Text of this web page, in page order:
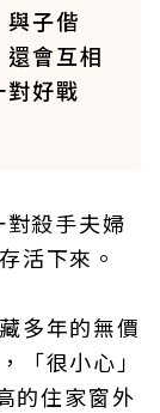
與子偕
會互相
對好戰
殺手夫婦
活下來。
多年的無價
「很小心」
的住家窗外